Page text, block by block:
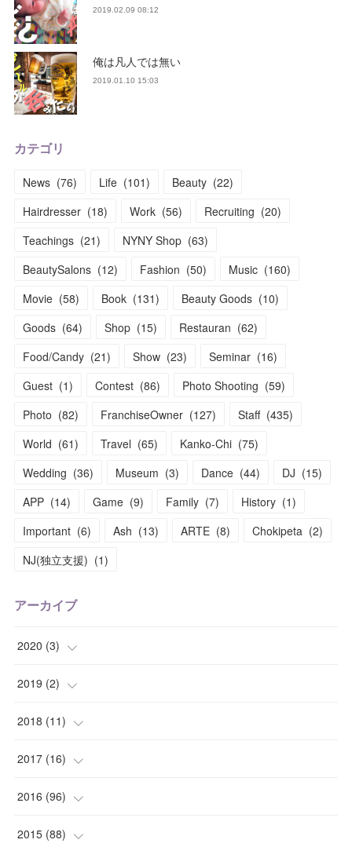
2019.02.09 08:12
俺は凡人では無い
2019.01.10 15:03
カテゴリ
News (76) Life (101) Beauty (22)
Hairdresser (18) Work (56) Recruiting (20)
Teachings (21) NYNY Shop (63)
BeautySalons (12) Fashion (50) Music (160)
Movie (58) Book (131) Beauty Goods (10)
Goods (64) Shop (15) Restauran (62)
Food/Candy (21) Show (23) Seminar (16)
Guest (1) Contest (86) Photo Shooting (59)
Photo (82) FranchiseOwner (127) Staff (435)
World (61) Travel (65) Kanko-Chi (75)
Wedding (36) Museum (3) Dance (44) DJ (15)
APP (14) Game (9) Family (7) History (1)
Important (6) Ash (13) ARTE (8) Chokipeta (2)
NJ(独立支援) (1)
アーカイブ
2020 (3)
(1
( 1)
(1)
2019 (2)
( 1)
(1)
2018 (11)
(2)
(1)
(1)
2017 (16)
(1)
(2)
2016 (96)
(2)
2015 (88)